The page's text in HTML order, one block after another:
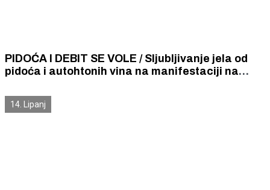
PIDOĆA I DEBIT SE VOLE / Sljubljivanje jela od
pidoća i autohtonih vina na manifestaciji na
14. Lipanj